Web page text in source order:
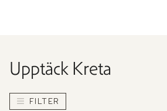
Upptäck Kreta
FILTER